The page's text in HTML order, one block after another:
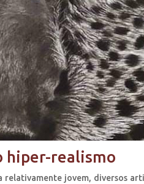
hiper-realismo
relativamente jovem, diversos